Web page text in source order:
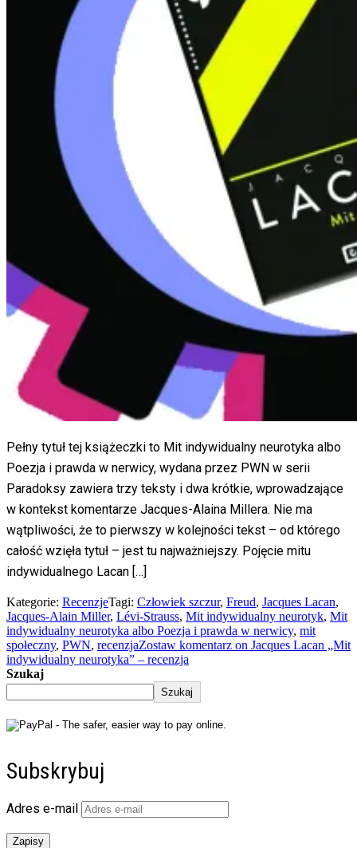
Pełny tytuł tej książeczki to Mit indywidualny neurotyka albo
Poezja i prawda w nerwicy, wydana przez PWN w serii
Paradoksy zawiera trzy teksty i dwa krótkie, wprowadzające
w kontekst komentarze Jacques-Alaina Millera. Nie ma
wątpliwości, że to pierwszy w kolejności tekst – od którego
całość wzięła tytuł – jest tu najważniejszy. Pojęcie mitu
indywidualnego Lacan […]
Kategorie: RecenzjeTagi: Człowiek szczur, Freud, Jacques Lacan,
Jacques-Alain Miller, Lévi-Strauss, Mit indywidualny neurotyk, Mit
indywidualny neurotyka albo Poezja i prawda w nerwicy, mit
społeczny, PWN, recenzjaZostaw komentarz on Jacques Lacan „Mit
indywidualny neurotyka” – recenzja
Szukaj
Szukaj
Subskrybuj
Adres e-mail
Zapisy